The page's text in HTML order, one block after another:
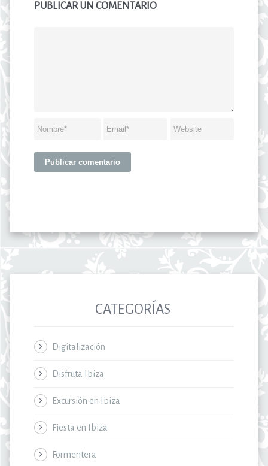
PUBLICAR UN COMENTARIO
CATEGORÍAS
Digitalización
Disfruta Ibiza
Excursión en Ibiza
Fiesta en Ibiza
Formentera